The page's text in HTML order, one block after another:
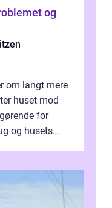
om langt mere
huset mod
for
og husets